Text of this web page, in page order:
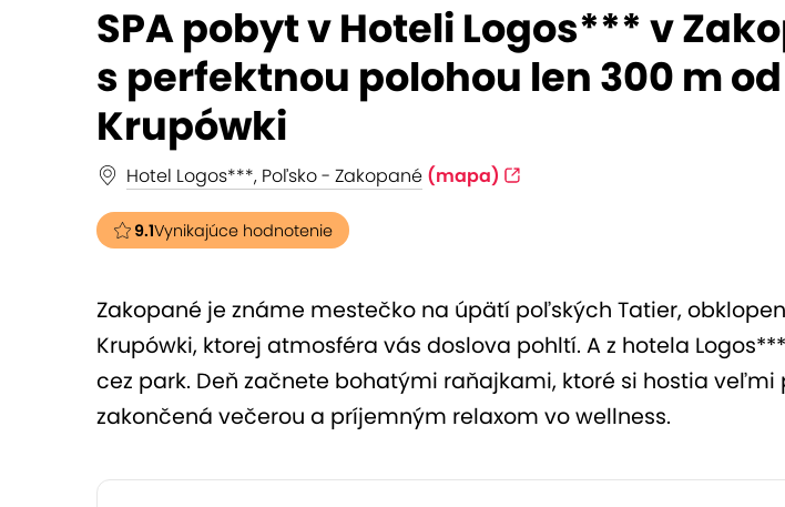
SPA pobyt v Hoteli Logos*** v
s perfektnou polohou len 300 m
Krupówki
Hotel Logos***, Poľsko - Zakopané (mapa)
9.1Vynikajúce hodnotenie
Zakopané je známe mestečko na úpätí poľských Tatier,
Krupówki, ktorej atmosféra vás doslova pohltí. A z hotela
cez park. Deň začnete bohatými raňajkami, ktoré si hostia
zakončená večerou a príjemným relaxom vo wellness.